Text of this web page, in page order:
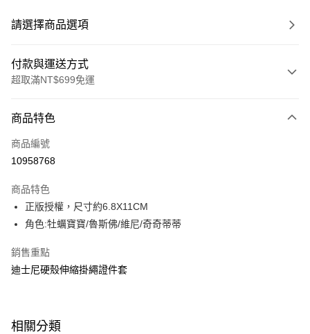
請選擇商品選項
付款與運送方式
超取滿NT$699免運
信用卡一次付款
超商取貨付款
Apple Pay
街口支付
悠遊付
相關說明
商品特色
商品編號
10958768
商品特色
正版授權，尺寸約6.8X11CM
角色:牡蠣寶寶/魯斯佛/維尼/奇奇蒂蒂
銷售重點
迪士尼硬殼伸縮掛繩證件套
相關分類